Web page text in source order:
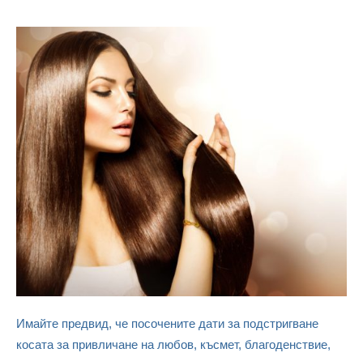
Имайте предвид, че посочените дати за подстригване
косата за привличане на любов, късмет, благоденствие,